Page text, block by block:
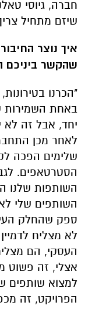
חברה, גיוסי
שיזם מתחיל
איך נוצר
שהקשר ביניכם
"הכרנו
באחת השמירות
יחד, אבל זה לא
שלימים הפכה
הסטרטאפים.
השותפות שלנו
השותפים שלי לא
ספק שהחלק
לא מצליח
העסקי, הם
אצלי, זה פשוט
למצוא שותפים
הפרויקט, זה